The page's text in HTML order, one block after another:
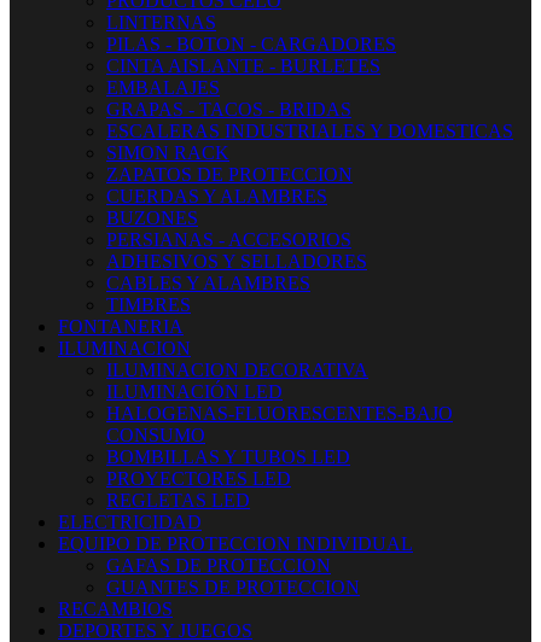
LINTERNAS
PILAS - BOTON - CARGADORES
CINTA AISLANTE - BURLETES
EMBALAJES
GRAPAS - TACOS - BRIDAS
ESCALERAS INDUSTRIALES Y DOMESTICAS
SIMON RACK
ZAPATOS DE PROTECCION
CUERDAS Y ALAMBRES
BUZONES
PERSIANAS - ACCESORIOS
ADHESIVOS Y SELLADORES
CABLES Y ALAMBRES
TIMBRES
FONTANERIA
ILUMINACION
ILUMINACION DECORATIVA
ILUMINACIÓN LED
HALOGENAS-FLUORESCENTES-BAJO
CONSUMO
BOMBILLAS Y TUBOS LED
PROYECTORES LED
REGLETAS LED
ELECTRICIDAD
EQUIPO DE PROTECCION INDIVIDUAL
GAFAS DE PROTECCION
GUANTES DE PROTECCION
RECAMBIOS
DEPORTES Y JUEGOS